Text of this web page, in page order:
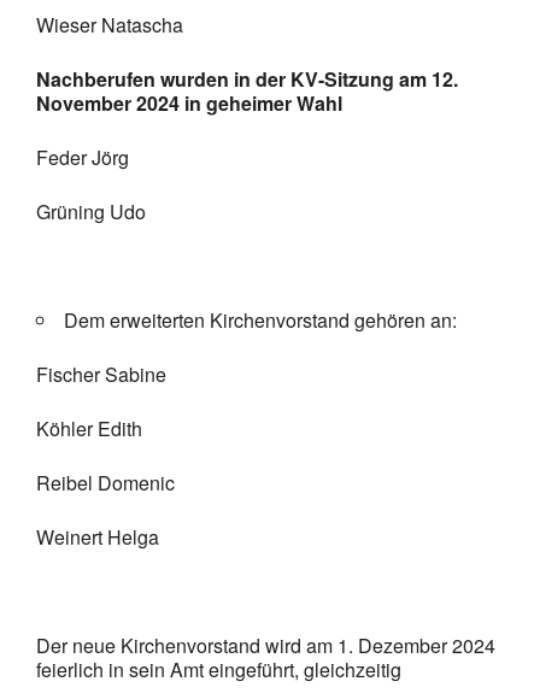
Wieser Natascha
Nachberufen wurden in der KV-Sitzung am 12.
November 2024 in geheimer Wahl
Feder Jörg
Grüning Udo
Dem erweiterten Kirchenvorstand gehören an:
Fischer Sabine
Köhler Edith
Reibel Domenic
Weinert Helga
Der neue Kirchenvorstand wird am 1. Dezember 2024
feierlich in sein Amt eingeführt, gleichzeitig